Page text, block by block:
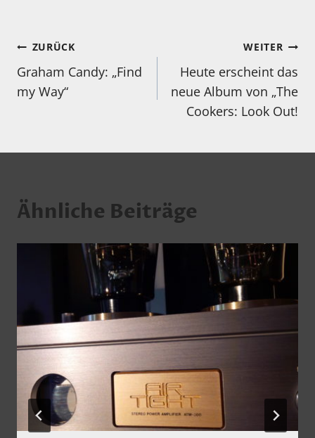
Beitragsnavigation
ZURÜCK
Graham Candy: „Find
my Way“
WEITER
Heute erscheint das
neue Album von „The
Cookers: Look Out!
Ähnliche Beiträge